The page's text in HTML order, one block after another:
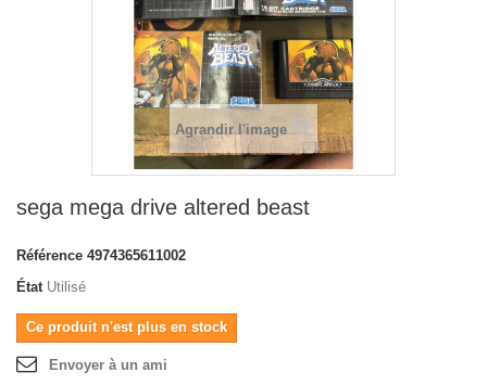
Agrandir l'image
sega mega drive altered beast
Référence 4974365611002
État Utilisé
Ce produit n'est plus en stock
Envoyer à un ami